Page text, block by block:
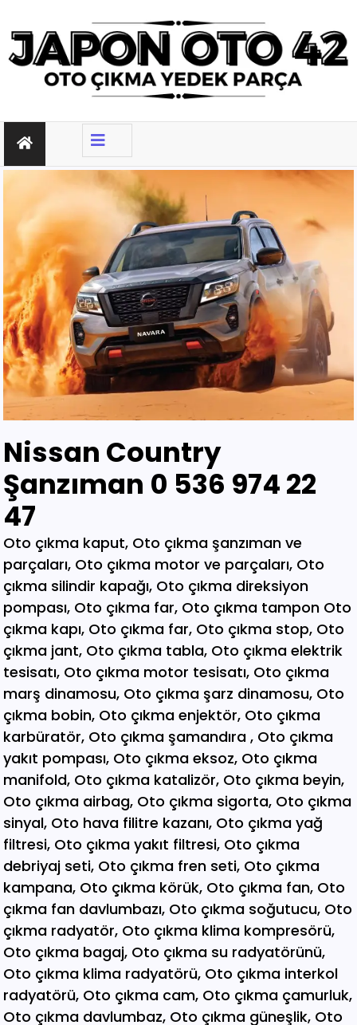
Nissan Country
Şanzıman 0 536 974 22
47
Oto çıkma kaput, Oto çıkma şanzıman ve parçaları, Oto çıkma motor ve parçaları, Oto çıkma silindir kapağı, Oto çıkma direksiyon pompası, Oto çıkma far, Oto çıkma tampon Oto çıkma kapı, Oto çıkma far, Oto çıkma stop, Oto çıkma jant, Oto çıkma tabla, Oto çıkma elektrik tesisatı, Oto çıkma motor tesisatı, Oto çıkma marş dinamosu, Oto çıkma şarz dinamosu, Oto çıkma bobin, Oto çıkma enjektör, Oto çıkma karbüratör, Oto çıkma şamandıra , Oto çıkma yakıt pompası, Oto çıkma eksoz, Oto çıkma manifold, Oto çıkma katalizör, Oto çıkma beyin, Oto çıkma airbag, Oto çıkma sigorta, Oto çıkma sinyal, Oto hava filitre kazanı, Oto çıkma yağ filtresi, Oto çıkma yakıt filtresi, Oto çıkma debriyaj seti, Oto çıkma fren seti, Oto çıkma kampana, Oto çıkma körük, Oto çıkma fan, Oto çıkma fan davlumbazı, Oto çıkma soğutucu, Oto çıkma radyatör, Oto çıkma klima kompresörü, Oto çıkma bagaj, Oto çıkma su radyatörünü, Oto çıkma klima radyatörü, Oto çıkma interkol radyatörü, Oto çıkma cam, Oto çıkma çamurluk, Oto çıkma davlumbaz, Oto çıkma güneşlik, Oto çıkma kapı kolu, Oto çıkma kapı saçı, Oto çıkma karter, Oto kesme marşpiyel, Oto çıkma panel, Oto çıkma panjur , Oto çıkma sunroof, Oto çıkma arka tampon, Oto çıkma ön tampon, Oto çıkma ayna, Oto çıkma amartisör, Oto çıkma el freni, Oto çıkma el fren tabancası, Oto çıkma direksiyon simidi, Oto çıkma koltuk, Oto çıkma vites topuzu, Oto çıkma göğüs, Oto çıkma torpido, Oto çıkma kilometre saati, Oto çıkma dingil, Oto çıkma blok, Oto çıkma motor bloğu, Oto çıkma krank, Oto çıkma eksantrik mili, Oto çıkma gaz kelebeği, Oto çıkma kompresör, Oto çıkma mafsal, Oto çıkma motor kulağı, Oto çıkma motor, Oto çıkma piston kolu, Oto çıkma segman, Oto çıkma rulman, Oto çıkma turbo, Oto çıkma yağ pompası, Oto çıkma şanzıman dişlisi, Oto çıkma mafsal, Oto çıkma sekromenç, Oto çıkma türbin, Oto çıkma volant, Oto çıkma aks, Oto çıkma akis, Oto çıkma direksiyon kutusu, Oto çıkma direksiyon mili, Oto çıkma helezyon yayı, Oto çıkma körük, Oto çıkma porya, Oto çıkma sis çerçevesi, Oto çıkma kapı menteşesi, Oto çıkma sis farı, Oto çıkma difaransiyel, Oto çıkma traves, Oto çıkma cam motoru, Oto çıkma sinyal, Oto çıkma cam düğmesi, Oto çıkma kapı döşemesi, Oto çıkma cam kirkosu, Oto çıkma kalorifer kutusu, Oto çıkma beşik, Oto çıkma filtre, Oto çıkma konsül, Oto çıkma tampon demiri, Oto çıkma kapı kilidi, Oto çıkma motor takozu, Oto çıkma kampana, Oto çıkma gösterge paneli, Oto çıkma taşıyıcı, Oto kesme tavan, Oto kesme marşpiyel, Oto kesme çamurluk, Oto kesme yarım arka, Oto çıkma hava akış metresi, Oto çıkma vestenhaouse, Oto çıkma vestibhouse, Oto çıkma park sensörü Oto çıkma kapı fitilleri, Oto çıkma cam düğmesi, Oto çıkma motor takozu, Oto çıkma vites topuzu, Oto çıkma far beyni, Oto çıkma motor beyni, Oto çıkma airbag beyni, Oto çıkma abs beyni, Oto çıkma şanzıman beyni, Oto parça, Oto çıkma yedek parça, Oto oto yedek parça, Oto sigorta kutusu, Oto çıkma su bidonu, Oto çıkma teyp, Oto çıkma cd çalar, Oto çıkma rölanti ayarlayıcı, Oto çıkma kolon kilidi, Oto çıkma kapı kilidi, Oto çıkma kapı iç açma kolu, Oto çıkma kapı çıtası, Oto çıkma tavan çıtası, Oto çıkma krank kasnağı, Oto çıkma eksantrik kasnağı, Oto çıkma alt travers, Oto çıkma arka dingil, Oto çıkma fren merkezi, Oto çıkma imop kutus, Oto çıkma sigorta tablası, Oto çıkma klima ekranı, Oto çıkma vakum, Oto çıkma orta havalandırma, Oto çıkma radyo ekranı, Oto çıkma yağ pompası, Oto çıkma şanzıman kulağı, Oto çıkma debriyaj bilyası, Oto çıkma direksiyon spotu, Oto çıkma direksiyon sargısı, Oto çıkma airbag sargısı, Oto çıkma tesisat kablosu, Oto çıkma klima paneli, Oto çıkma ön kapı, Oto çıkma arka kapı, Oto çıkma baskı balata, Oto çıkma volant, Oto çıkma yedek parça, Oto çıkma parça, Oto oto yedek parça, Oto parça, Çıkma parça, Oto çıkma parçaları, Çıkma parçaları, Oto yedek parça, Oto çıkma şanzıman, Oto çıkma hoparlör, Oto çıkma fren vakum, Oto çıkma map sensösrü, Oto çıkma cam silgi motoru, Oto çıkma cam silgi kolu, Oto çıkma flaşö, Oto çıkma vites levyesi, Oto çıkma turbo basınç Oto çıkma vestinghouse, Oto çıkma gaz pedalı, Oto çıkma su bidonu, Oto çıkma ganister, Oto çıkma tampon braketi, Oto çıkma çamurluk davlumbazı, Oto çıkma el fren teli, Oto çıkma şarj dinamosu, Oto çıkma biel kolu, Oto çıkma hava akış metresi, Oto çıkma eksoz sondası, Oto çıkma emme manifoldu, Oto çıkma fincan, Oto çıkma itici horozlar, Oto çıkma piyano mili, Oto çıkma vites halatı, Oto çıkma tavan döşemesi, Oto çıkma sanroof düğmesi, Oto çıkma sanroof camı, Oto çıkma tavan anteni, Oto çıkma kapı bantları, Oto çıkma kapı soketi, Oto çıkma kapı tesisatı, Oto çıkma koltuk ayar düğmesi, Oto çıkma kapı rayı, Oto çıkma şanzıman dişlisi, Oto çıkma reyil borusu, Oto çıkma buji kablosu, Oto çıkma yağ çubuğu, Oto çıkma distribitör kapağı, Oto çıkma termostat, Oto çıkma map sensörü, Oto çıkma motor kaputu, Oto çıkma kapı nikelajı, Oto çıkma tampon nikelajı, Oto çıkma fren disk, Oto çıkma debriyaj rulmanı, Oto çıkma karbüratör, Oto çıkma eksoz takozu, Oto çıkma körük, Oto çıkma cam su deposu, Oto çıkma genleşme kavanozu, Oto çıkma süspansiyon, Oto çıkma devirdaim hortumu, Oto çıkma travers, Oto çıkma yedek su deposu, Oto çıkma emme manifolt, Oto çıkma kaset çalar, Oto çıkma kapı bandı, Oto çıkma eksantrik horuzu, Oto çıkma xenon far beyni, Oto çıkma tampon ızgarası, Oto çıkma cd çalar, Oto çıkma yakıt deposu, Oto çıkma tampon kaplaması, Oto çıkma kaput mandalı, Oto çıkma el fren düğmesi, Oto çıkma dikiz aynası, Oto çıkma yarım motor, Oto çıkma turbo borusu, Oto çıkma dış ayna, Oto çıkma iç ayna, Oto çıkma tozluk kapağı, Oto çıkma tampon alt bagaliti, Oto çıkma toz kapağı, Oto çıkma parça ankara, Oto çıkma parça İstanbul, Oto çıkma parça adana, Oto çıkma parça elağzı, Oto çıkma parça izmir, Oto çıkma parça bursa, Oto çıkma parça Eskişehir, Oto çıkma parça kayseri, Oto çıkma parça Diyarbakır, Oto çıkma parça Şanlıurfa, Oto çıkma parça,Gaziantep Oto çıkma parça ağrı, Oto çıkma parça konya, Oto çıkma parça Yozgat, Oto çıkma parça Nevşehir, Oto çıkma parça Niğde, Oto çıkma parça Antaly, Oto çıkma parça malatya, Oto çıkma parça mardin, Oto çıkma parça van, Oto çıkma parça hakkari, Oto çıkma parça,Erzurum Oto çıkma parça sivas, Oto çıkma parça Trabzon, Oto çıkma parça çorum, Oto çıkma parça samsun, Oto çıkma parça bolu, Oto çıkma parça afyon, Oto parça, Oto yedek parça, Oto oto yedek parça, Oto parçaları, Oto çıkmacı,yıldız sanayi sitesi ostim,otomobil yedek parça, çıkma parça oto yedek parça, Oto çıkma parça Oto parça, Oto çıkma parça , çıkma Oto parça,Adana Oto Çıkma Parça , Adıyaman Oto Çıkma Parça Afyon Oto Çıkma Parça Ağrı Oto Çıkma Parça Aksaray Oto Çıkma Parça Amasya Oto Çıkma Parça Ankara Oto Çıkma Parça Antalya Oto Çıkma Parça Ardahan Oto Çıkma Parça Artvin Oto Çıkma Parça Aydın Oto Çıkma Parça Balıkesir Oto Çıkma Parça Bartın Oto Çıkma Parça Batman Oto Çıkma Parça Bayburt Oto Çıkma Parça Bilecik Oto Çıkma Parça Bingöl Oto Çıkma Parça Bitlis Oto Çıkma Parça Bolu Oto Çıkma Parça Bursa Oto Çıkma Parça Çanakkale Oto Çıkma Parça Çankırı Oto Çıkma Parça Çorum Oto Çıkma Parça Denizli Oto Çıkma Parça Diyarbakır Oto Çıkma Parça Düzce Oto Çıkma Parça Edirne Oto Çıkma Parça Elazığ Oto Çıkma Parça Erzincan Oto Çıkma Parça Erzurum Oto Çıkma Parça Eskişehir Oto Çıkma Parça Gaziantep Oto Çıkma Parça Giresun Oto Çıkma Parça Gümüşhane Oto Çıkma Parça Hakkari Oto Çıkma Parça Hatay Oto Çıkma Parça Iğdır Oto Çıkma Parça Isparta Oto Çıkma Parça İstanbul Oto Çıkma Parça İzmir Oto Çıkma Parça Kahramanmaraş Oto Çıkma Karabük Oto Çıkma Parça Karaman Oto Çıkma Parça Kars Oto Çıkma Parça Kastamonu Oto Çıkma Parça Kayseri Oto Çıkma Parça Kilis Oto Çıkma Parça Kırıkkale Oto Çıkma Parça Kırklareli Oto Çıkma Parça Kırşehir Oto Çıkma Parça Kocaeli Oto Çıkma Parça Konya Oto Çıkma Parça Kütahya Oto Çıkma Parça Malatya Oto Çıkma Parça Manisa Yedek Parça Mardin Oto Çıkma Parça Mersin Oto Çıkma Parça Muğla Oto Çıkma Parça Nevşehir Oto Çıkma Parça Niğde Oto Çıkma Parça Ordu Oto Çıkma Parça Osmaniye Oto Çıkma Parça Rize Oto Çıkma Parça Sakarya Oto Çıkma Parça Samsun Oto Çıkma Parça Şanlıurfa Oto Çıkma Parça Siirt Oto Çıkma Parça Sinop Oto Çıkma Parça Şırnak Oto Çıkma Parça Sivas Oto Çıkma Parça Oto Çıkma Parça Tekirdağ Oto Çıkma Parça Tokat Oto Çıkma Parça Trabzon Oto Çıkma Parça Tunceli Oto Çıkma Parça Uşak Oto Çıkma Parça Van Oto Çıkma Parça Yalova Oto Çıkma Parça Yozgat Oto Çıkma Parça Zonguldak Oto Çıkma Parça Online Oto Çıkma Parça Düzce Oto Çıkma Parça Osmaniye Oto Çıkma Parça Kilis Oto Çıkma Parça Karabük Oto Çıkma Parça Yalova Oto Çıkma Parça Iğdır Oto Çıkma Parça Ardahan Oto Çıkma Parça Bartın Oto Çıkma Parça Şırnak Oto Çıkma Parça Adana Oto Çıkma yedek Parça Adıyaman Oto Çıkma yedek Afyon Oto Çıkma yedek Parça Ağrı Oto Çıkma yedek Parça Aksaray Oto Çıkma yedek Parça Amasya Oto Çıkma yedek Parça Ankara Oto Çıkma yedek Parça Antalya Oto Çıkma yedek Parça Ardahan Oto Çıkma yedek Parça Artvin Oto Çıkma yedek Parça Aydın Oto Çıkma yedek Parça Balıkesir Oto Çıkma yedek Parça Bartın Oto Çıkma yedek Parça Batman Oto Çıkma yedek Parça Bayburt Oto Çıkma yedek Parça Bilecik Oto Çıkma yedek Parça Bingöl Oto Çıkma yedek Parça Bitlis Oto Çıkma yedek Parça Bolu Oto Çıkma yedek Parça Bursa Oto Çıkma yedek Parça Çanakkale Oto Çıkma yedek Çankırı Oto Çıkma yedek Parça Çorum Oto Çıkma yedek Parça Denizli Oto Çıkma yedek Parça Diyarbakır Oto Çıkma yedek Düzce Oto Çıkma yedek Parça Edirne Oto Çıkma yedek Parça Elazığ Oto Çıkma yedek Parça Erzincan Oto Çıkma yedek Parça Erzurum Oto Çıkma yedek Parça Eskişehir Oto Çıkma yedek Parça Gaziantep Oto Çıkma yedek Giresun Oto Çıkma yedek Parça Gümüşhane Oto Çıkma yedek Hakkari Oto Çıkma yedek Parça Hatay Oto Çıkma yedek Parça Iğdır Oto Çıkma yedek Parça Isparta Oto Çıkma yedek Parça İstanbul Oto Çıkma yedek Parça İzmir Oto Çıkma yedek Parça Kahramanmaraş Oto Çıkma Karabük Oto Çıkma yedek Parça Karaman Oto Çıkma yedek Parça Kars Oto Çıkma yedek Parça Kastamonu Oto Çıkma yedek Kayseri Oto Çıkma yedek Parça Kilis Oto Çıkma yedek Parça Oto Çıkma Şarj Dinamosu, Oto Çıkma Taban Döşemeleri, Tekirdağ O